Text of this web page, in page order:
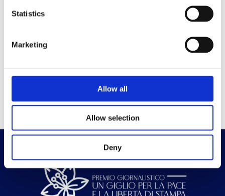
Statistics
Marketing
Allow all
Allow selection
Deny
libertà di stampa.
Homepage